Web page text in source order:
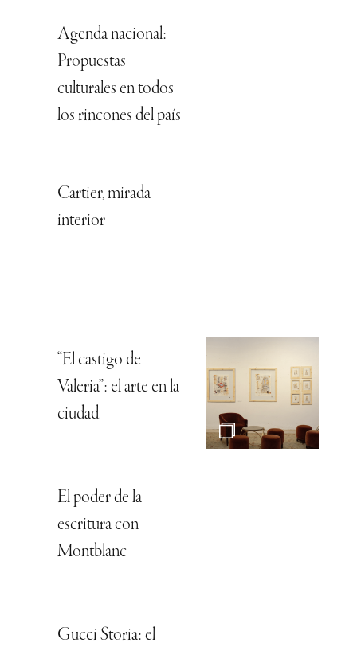
Agenda nacional:
Propuestas
culturales en todos
los rincones del país
Cartier, mirada
interior
“El castigo de
Valeria”: el arte en la
ciudad
El poder de la
escritura con
Montblanc
Gucci Storia: el